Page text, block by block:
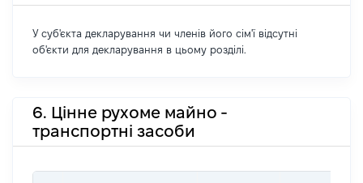
У суб'єкта декларування чи членів його сім'ї відсутні
об'єкти для декларування в цьому розділі.
6. Цінне рухоме майно -
транспортні засоби